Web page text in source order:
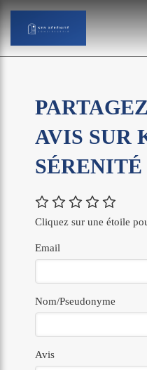
AVIS SUR
SÉRENITÉ
Cliquez sur une étoile
Email
Nom/Pseudonyme
Avis